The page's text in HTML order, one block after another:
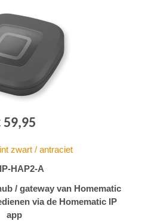
59,95
zwart / antraciet
HAP2-A
/ gateway van Homematic
via de Homematic IP
app